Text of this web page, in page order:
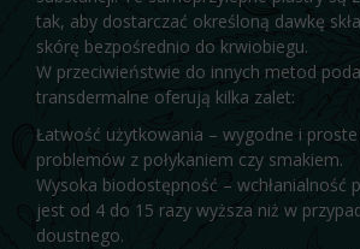
tak, aby dostarczać określoną dawkę
skórę bezpośrednio do krwiobiegu.
W przeciwieństwie do innych metod
transdermalne oferują kilka zalet:
Łatwość użytkowania – wygodne i
problemów z połykaniem czy smakiem.
Wysoka biodostępność – wchłanialność
jest od 4 do 15 razy wyższa niż w
doustnego.